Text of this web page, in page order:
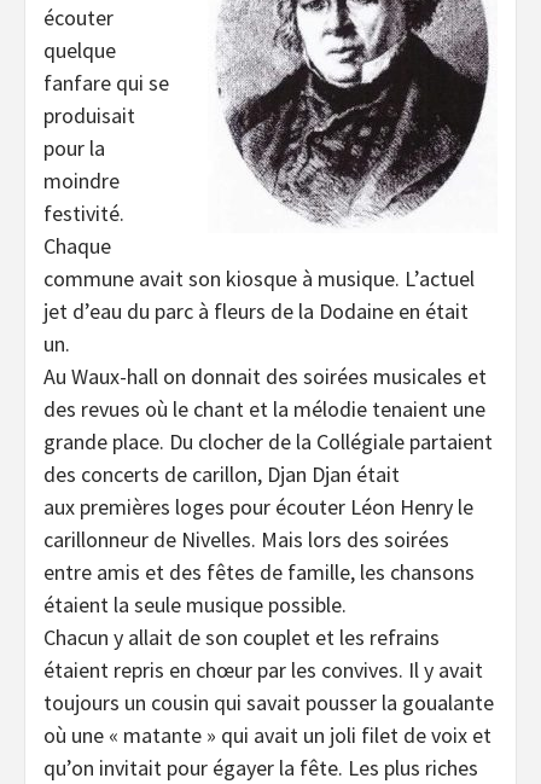
écouter
quelque
fanfare qui se
produisait
pour la
moindre
festivité.
Chaque
commune avait son kiosque à musique. L’actuel
jet d’eau du parc à fleurs de la Dodaine en était
un.
Au Waux-hall on donnait des soirées musicales et
des revues où le chant et la mélodie tenaient une
grande place. Du clocher de la Collégiale partaient
des concerts de carillon, Djan Djan était
aux premières loges pour écouter Léon Henry le
carillonneur de Nivelles. Mais lors des soirées
entre amis et des fêtes de famille, les chansons
étaient la seule musique possible.
Chacun y allait de son couplet et les refrains
étaient repris en chœur par les convives. Il y avait
toujours un cousin qui savait pousser la goualante
où une « matante » qui avait un joli filet de voix et
qu’on invitait pour égayer la fête. Les plus riches